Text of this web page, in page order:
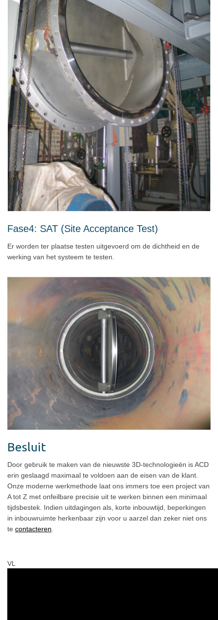
Fase4: SAT (Site Acceptance Test)
Er worden ter plaatse testen uitgevoerd om de dichtheid en de
werking van het systeem te testen.
Besluit
Door gebruik te maken van de nieuwste 3D-technologieën is ACD
erin geslaagd maximaal te voldoen aan de eisen van de klant.
Onze moderne werkmethode laat ons immers toe een project van
A tot Z met onfeilbare precisie uit te werken binnen een minimaal
tijdsbestek. Indien uitdagingen als, korte inbouwtijd, beperkingen
in inbouwruimte herkenbaar zijn voor u aarzel dan zeker niet ons
te contacteren.
VL